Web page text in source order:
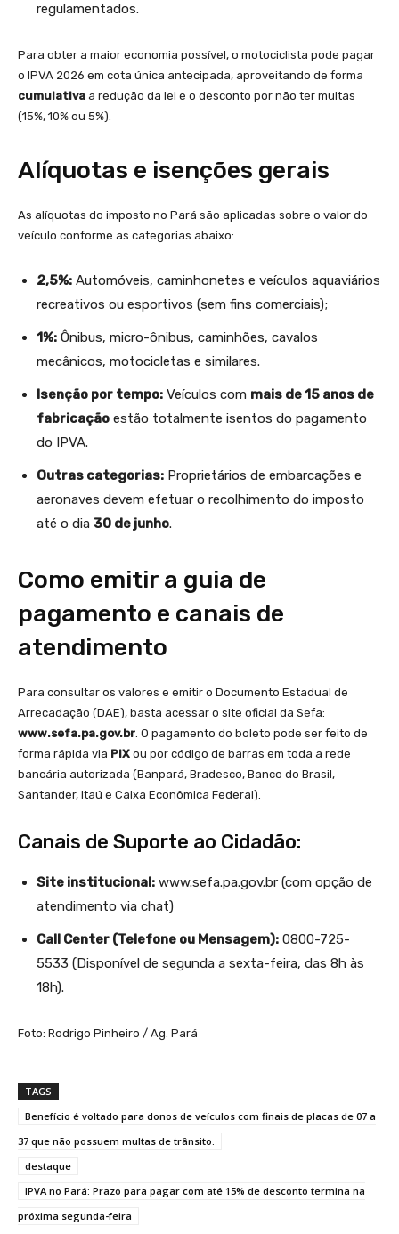
regulamentados.
Para obter a maior economia possível, o motociclista pode pagar
o IPVA 2026 em cota única antecipada, aproveitando de forma
cumulativa a redução da lei e o desconto por não ter multas
(15%, 10% ou 5%).
Alíquotas e isenções gerais
As alíquotas do imposto no Pará são aplicadas sobre o valor do
veículo conforme as categorias abaixo:
2,5%: Automóveis, caminhonetes e veículos aquaviários
recreativos ou esportivos (sem fins comerciais);
1%: Ônibus, micro-ônibus, caminhões, cavalos
mecânicos, motocicletas e similares.
Isenção por tempo: Veículos com mais de 15 anos de
fabricação estão totalmente isentos do pagamento
do IPVA.
Outras categorias: Proprietários de embarcações e
aeronaves devem efetuar o recolhimento do imposto
até o dia 30 de junho.
Como emitir a guia de
pagamento e canais de
atendimento
Para consultar os valores e emitir o Documento Estadual de
Arrecadação (DAE), basta acessar o site oficial da Sefa:
www.sefa.pa.gov.br. O pagamento do boleto pode ser feito de
forma rápida via PIX ou por código de barras em toda a rede
bancária autorizada (Banpará, Bradesco, Banco do Brasil,
Santander, Itaú e Caixa Econômica Federal).
Canais de Suporte ao Cidadão:
Site institucional: www.sefa.pa.gov.br (com opção de
atendimento via chat)
Call Center (Telefone ou Mensagem): 0800-725-
5533 (Disponível de segunda a sexta-feira, das 8h às
18h).
Foto: Rodrigo Pinheiro / Ag. Pará
TAGS
Benefício é voltado para donos de veículos com finais de placas de 07 a
37 que não possuem multas de trânsito.
destaque
IPVA no Pará: Prazo para pagar com até 15% de desconto termina na
próxima segunda-feira